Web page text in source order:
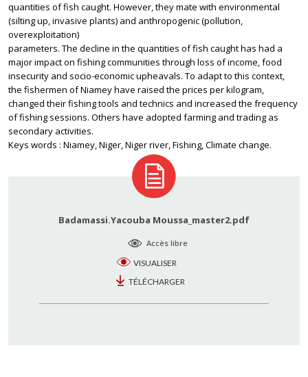
quantities of fish caught. However, they mate with environmental
(silting up, invasive plants) and anthropogenic (pollution,
overexploitation)
parameters. The decline in the quantities of fish caught has had a
major impact on fishing communities through loss of income, food
insecurity and socio-economic upheavals. To adapt to this context,
the fishermen of Niamey have raised the prices per kilogram,
changed their fishing tools and technics and increased the frequency
of fishing sessions. Others have adopted farming and trading as
secondary activities.
Keys words : Niamey, Niger, Niger river, Fishing, Climate change.
Badamassi.Yacouba Moussa_master2.pdf
Accès libre
VISUALISER
TÉLÉCHARGER